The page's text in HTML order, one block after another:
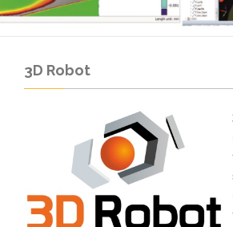
3D Robot